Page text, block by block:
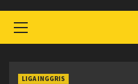
Menu
LIGA INGGRIS